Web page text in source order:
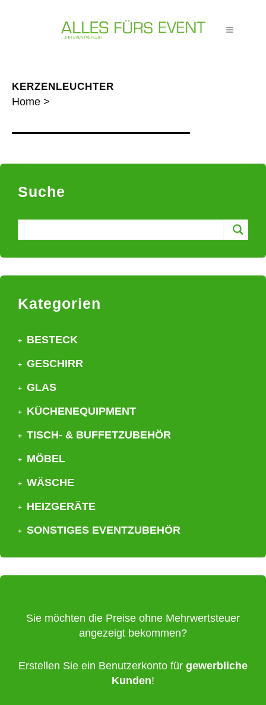
KERZENLEUCHTER
Home >
Suche
Kategorien
BESTECK
GESCHIRR
GLAS
KÜCHENEQUIPMENT
TISCH- & BUFFETZUBEHÖR
MÖBEL
WÄSCHE
HEIZGERÄTE
SONSTIGES EVENTZUBEHÖR
Sie möchten die Preise ohne Mehrwertsteuer
angezeigt bekommen?
Erstellen Sie ein Benutzerkonto für gewerbliche
Kunden!